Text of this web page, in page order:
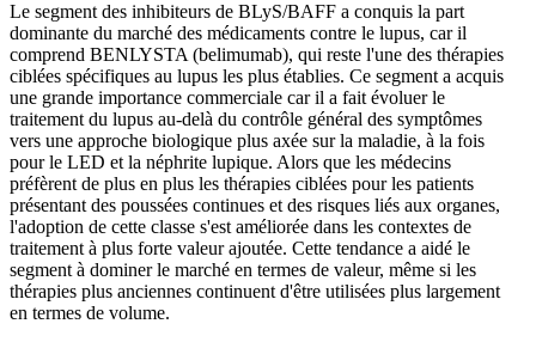
Le segment des inhibiteurs de BLyS/BAFF a conquis la part
dominante du marché des médicaments contre le lupus, car il
comprend BENLYSTA (belimumab), qui reste l'une des thérapies
ciblées spécifiques au lupus les plus établies. Ce segment a acquis
une grande importance commerciale car il a fait évoluer le
traitement du lupus au-delà du contrôle général des symptômes
vers une approche biologique plus axée sur la maladie, à la fois
pour le LED et la néphrite lupique. Alors que les médecins
préfèrent de plus en plus les thérapies ciblées pour les patients
présentant des poussées continues et des risques liés aux organes,
l'adoption de cette classe s'est améliorée dans les contextes de
traitement à plus forte valeur ajoutée. Cette tendance a aidé le
segment à dominer le marché en termes de valeur, même si les
thérapies plus anciennes continuent d'être utilisées plus largement
en termes de volume.